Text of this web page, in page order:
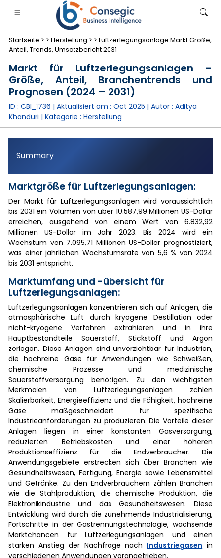
Finanzdienstleistungen und Versicherungen
• Konsumgüter • Energie und Strom
• Fallstudien
Startseite > > Herstellung > > Luftzerlegungsanlage Markt Größe,
Anteil, Trends, Umsatzbericht 2031
Markt für Luftzerlegungsanlagen –
Größe, Anteil, Branchentrends und
Prognosen (2024 – 2031)
ID : CBI_1736 | Aktualisiert am : Oct 2025 | Autor : Aditya
Khanduri | Kategorie : Herstellung
Summary
Marktgröße für Luftzerlegungsanlagen:
Der Markt für Luftzerlegungsanlagen wird voraussichtlich
bis 2031 ein Volumen von über 10.587,99 Millionen US-Dollar
erreichen, ausgehend von einem Wert von 6.832,92
Millionen US-Dollar im Jahr 2023. Bis 2024 wird ein
Wachstum von 7.095,71 Millionen US-Dollar prognostiziert,
was einer jährlichen Wachstumsrate von 5,6 % von 2024
bis 2031 entspricht.
Marktumfang und -übersicht für
Luftzerlegungsanlagen:
Luftzerlegungsanlagen konzentrieren sich auf Anlagen, die
atmosphärische Luft durch kryogene Destillation oder
nicht-kryogene Verfahren extrahieren und in ihre
Hauptbestandteile Sauerstoff, Stickstoff und Argon
zerlegen. Diese Anlagen sind unverzichtbar für Industrien,
die hochreine Gase für Anwendungen wie Schweißen,
chemische Prozesse und medizinische
Sauerstoffversorgung benötigen. Zu den wichtigsten
Merkmalen von Luftzerlegungsanlagen zählen
Skalierbarkeit, Energieeffizienz und die Fähigkeit, hochreine
Gase maßgeschneidert für spezifische
Industrieanforderungen zu produzieren. Die Vorteile dieser
Anlagen liegen in einer konstanten Gasversorgung,
reduzierten Betriebskosten und einer höheren
Produktionseffizienz für die Endverbraucher. Die
Anwendungsgebiete erstrecken sich über Branchen wie
Gesundheitswesen, Fertigung, Energie sowie Lebensmittel
und Getränke. Zu den Endverbrauchern zählen Branchen
wie die Stahlproduktion, die chemische Produktion, die
Elektronikindustrie und das Gesundheitswesen. Diese
Entwicklung wird durch die zunehmende Industrialisierung,
Fortschritte in der Gastrennungstechnologie, wachsende
Marktchancen für Luftzerlegungsanlagen und einen
starken Anstieg der Nachfrage nach Industriegasen in
verschiedenen Anwendungen vorangetrieben.